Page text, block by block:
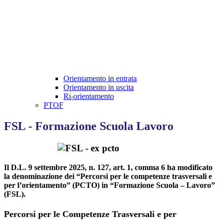
Orientamento in entrata
Orientamento in uscita
Ri-orientamento
PTOF
FSL - Formazione Scuola Lavoro
Il D.L. 9 settembre 2025, n. 127, art. 1, comma 6 ha modificato
la denominazione dei “Percorsi per le competenze trasversali e
per l’orientamento” (PCTO) in “Formazione Scuola – Lavoro”
(FSL).
Percorsi per le Competenze Trasversali e per